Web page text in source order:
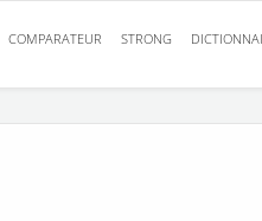
COMPARATEUR STRONG